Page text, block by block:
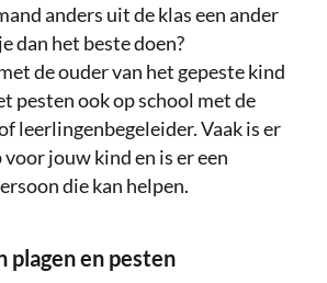
anders uit de klas een ander
dan het beste doen?
de ouder van het gepeste kind
pesten ook op school met de
leerlingenbegeleider. Vaak is er
jouw kind en is er een
die kan helpen.
plagen en pesten